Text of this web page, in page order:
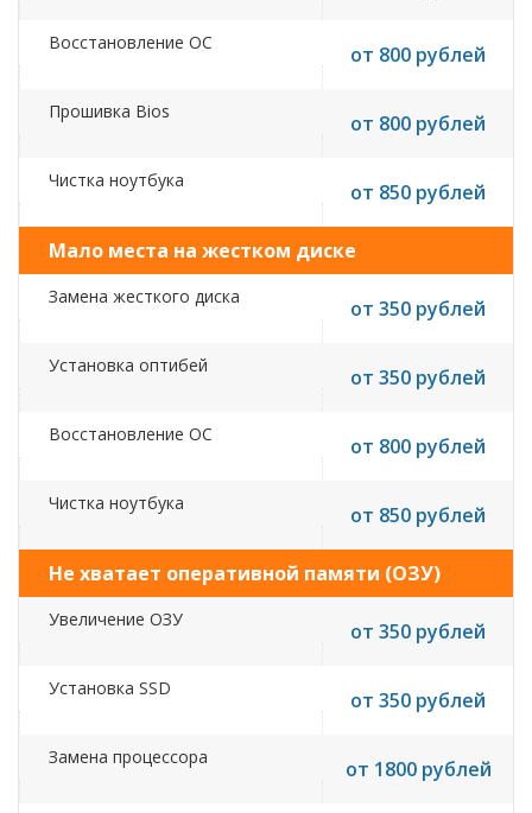
Восстановление ОС от 800 рублей
Прошивка Bios от 800 рублей
Чистка ноутбука от 850 рублей
Мало места на жестком диске
Замена жесткого диска от 350 рублей
Установка оптибей от 350 рублей
Восстановление ОС от 800 рублей
Чистка ноутбука от 850 рублей
Не хватает оперативной памяти (ОЗУ)
Увеличение ОЗУ от 350 рублей
Установка SSD от 350 рублей
Замена процессора от 1800 рублей